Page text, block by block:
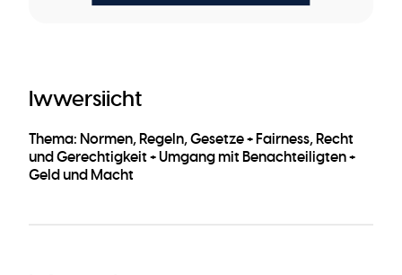
Iwwersiicht
Thema: Normen, Regeln, Gesetze + Fairness, Recht
und Gerechtigkeit + Umgang mit Benachteiligten +
Geld und Macht